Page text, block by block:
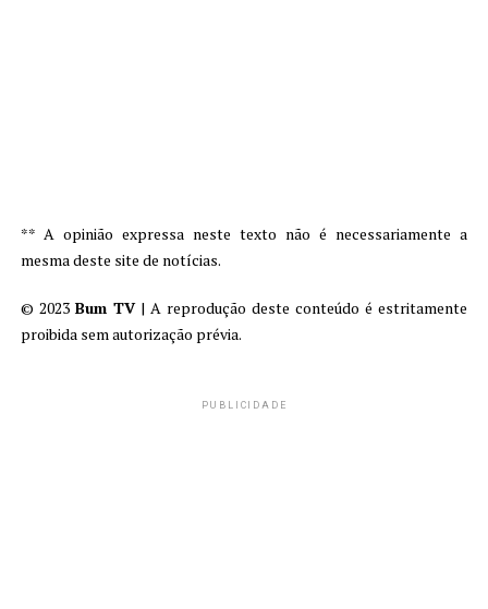
** A opinião expressa neste texto não é necessariamente a
mesma deste site de notícias.
© 2023 Bum TV| A reprodução deste conteúdo é estritamente
proibida sem autorização prévia.
PUBLICIDADE